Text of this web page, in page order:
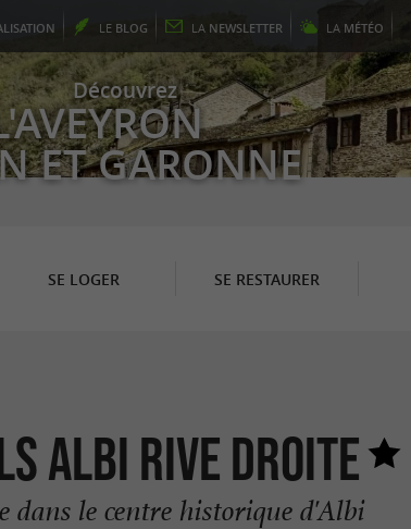
LE BLOG LA NEWSLETTER LA MÉTÉO
Découvrez
ET GARONNE
SE LOGER SE RESTAURER
Albi Rive Droite
dans le centre historique d'Albi